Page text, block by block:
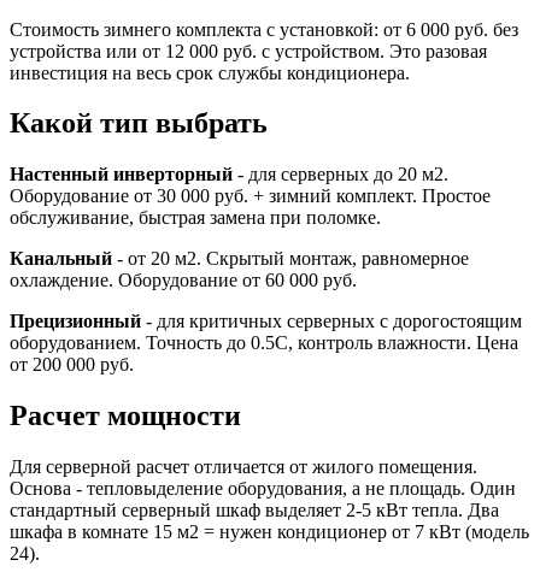
Стоимость зимнего комплекта с установкой: от 6 000 руб. без
устройства или от 12 000 руб. с устройством. Это разовая
инвестиция на весь срок службы кондиционера.
Какой тип выбрать
Настенный инверторный - для серверных до 20 м2.
Оборудование от 30 000 руб. + зимний комплект. Простое
обслуживание, быстрая замена при поломке.
Канальный - от 20 м2. Скрытый монтаж, равномерное
охлаждение. Оборудование от 60 000 руб.
Прецизионный - для критичных серверных с дорогостоящим
оборудованием. Точность до 0.5C, контроль влажности. Цена
от 200 000 руб.
Расчет мощности
Для серверной расчет отличается от жилого помещения.
Основа - тепловыделение оборудования, а не площадь. Один
стандартный серверный шкаф выделяет 2-5 кВт тепла. Два
шкафа в комнате 15 м2 = нужен кондиционер от 7 кВт (модель
24).